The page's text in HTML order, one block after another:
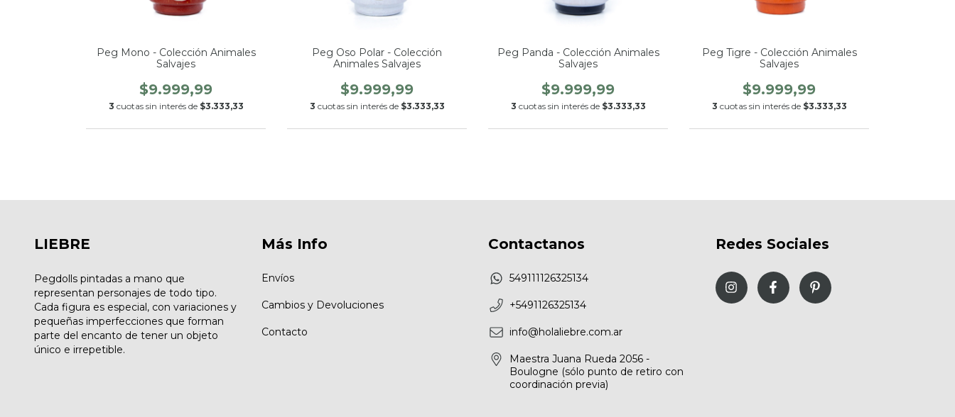
Peg Mono - Colección Animales
Salvajes
$9.999,99
3 cuotas sin interés de $3.333,33
Peg Oso Polar - Colección
Animales Salvajes
$9.999,99
3 cuotas sin interés de $3.333,33
Peg Panda - Colección Animales
Salvajes
$9.999,99
3 cuotas sin interés de $3.333,33
Peg Tigre - Colección Animales
Salvajes
$9.999,99
3 cuotas sin interés de $3.333,33
LIEBRE
Pegdolls pintadas a mano que
representan personajes de todo tipo.
Cada figura es especial, con variaciones y
pequeñas imperfecciones que forman
parte del encanto de tener un objeto
único e irrepetible.
Más Info
Envíos
Cambios y Devoluciones
Contacto
Contactanos
549111126325134
+5491126325134
info@holaliebre.com.ar
Maestra Juana Rueda 2056 -
Boulogne (sólo punto de retiro con
coordinación previa)
Redes Sociales